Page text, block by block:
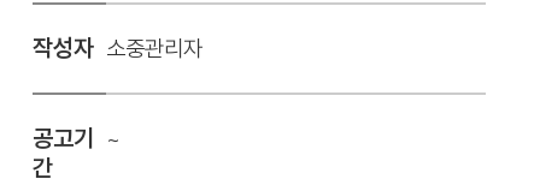
작성자 소중관리자
공고기
간
~